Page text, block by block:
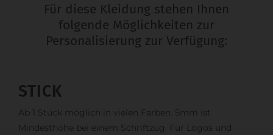
Für diese Kleidung stehen Ihnen
folgende Möglichkeiten zur
Personalisierung zur Verfügung:
STICK
Ab 1 Stück möglich in vielen Farben. 5mm ist
Mindesthöhe bei einem Schriftzug. Für Logos und